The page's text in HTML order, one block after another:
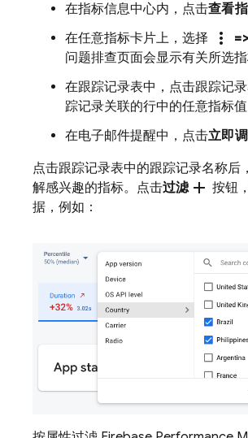
在指标信息中心内，点击查看
在任意指标卡片上，选择
more_vert
问题排查页面会显示有关所选指
在跟踪记录表中，点击跟踪记
踪记录关联的行中的任意指标值
在电子邮件提醒中，点击立即
点击跟踪记录表中的跟踪记录名称后
解感兴趣的指标。点击过滤add 按钮
据，例如：